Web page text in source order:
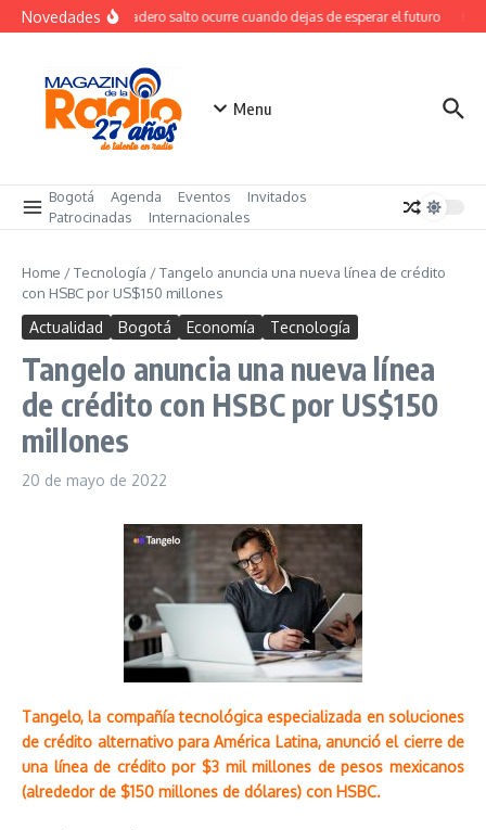
Saltar al contenido
NovedadesEl verdadero salto ocurre cuando dejas de esperar el futuro
Menu
Bogotá Agenda Eventos
Invitados
Patrocinadas
Internacionales
Home /Tecnología /Tangelo anuncia una nueva línea de crédito
con HSBC por US$150 millones
Actualidad Bogotá Economía Tecnología
Tangelo anuncia una nueva línea
de crédito con HSBC por US$150
millones
20 de mayo de 2022
Tangelo, la compañía tecnológica especializada en soluciones
de crédito alternativo para América Latina, anunció el cierre de
una línea de crédito por $3 mil millones de pesos mexicanos
(alrededor de $150 millones de dólares) con HSBC.